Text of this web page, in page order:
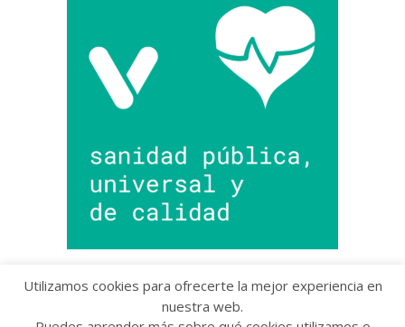
Utilizamos cookies para ofrecerte la mejor experiencia en
nuestra web.